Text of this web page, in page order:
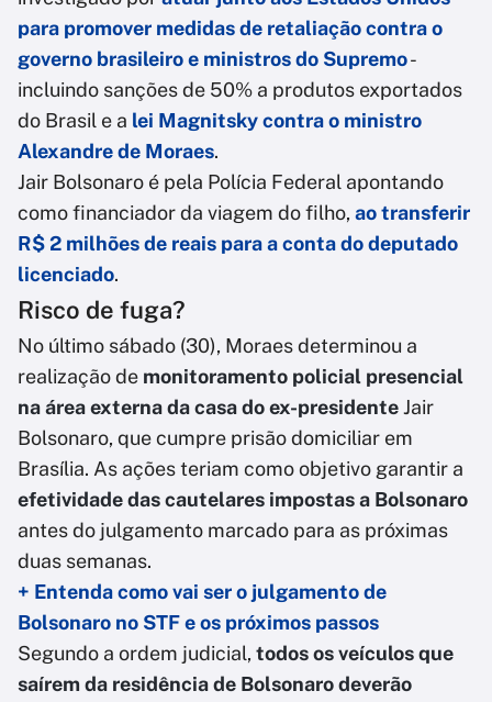
para promover medidas de retaliação contra o
governo brasileiro e ministros do Supremo-
incluindo sanções de 50% a produtos exportados
do Brasil e a lei Magnitsky contra o ministro
Alexandre de Moraes.
Jair Bolsonaro é pela Polícia Federal apontando
como financiador da viagem do filho, ao transferir
R$ 2 milhões de reais para a conta do deputado
licenciado.
Risco de fuga?
No último sábado (30), Moraes determinou a
realização de monitoramento policial presencial
na área externa da casa do ex-presidenteJair
Bolsonaro, que cumpre prisão domiciliar em
Brasília. As ações teriam como objetivo garantir a
efetividade das cautelares impostas a Bolsonaro
antes do julgamento marcado para as próximas
duas semanas.
+ Entenda como vai ser o julgamento de
Bolsonaro no STF e os próximos passos
Segundo a ordem judicial, todos os veículos que
saírem da residência de Bolsonaro deverão